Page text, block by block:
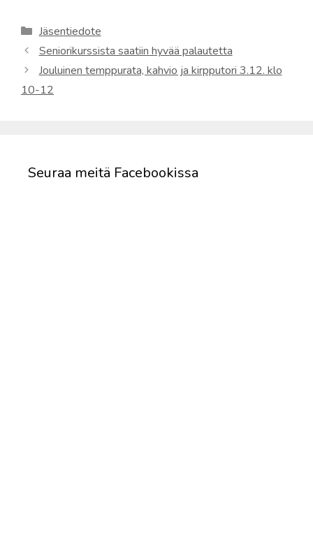
Kategoriat
Jäsentiedote
Seniorikurssista saatiin hyvää palautetta
Jouluinen temppurata, kahvio ja kirpputori 3.12. klo
10-12
Seuraa meitä Facebookissa